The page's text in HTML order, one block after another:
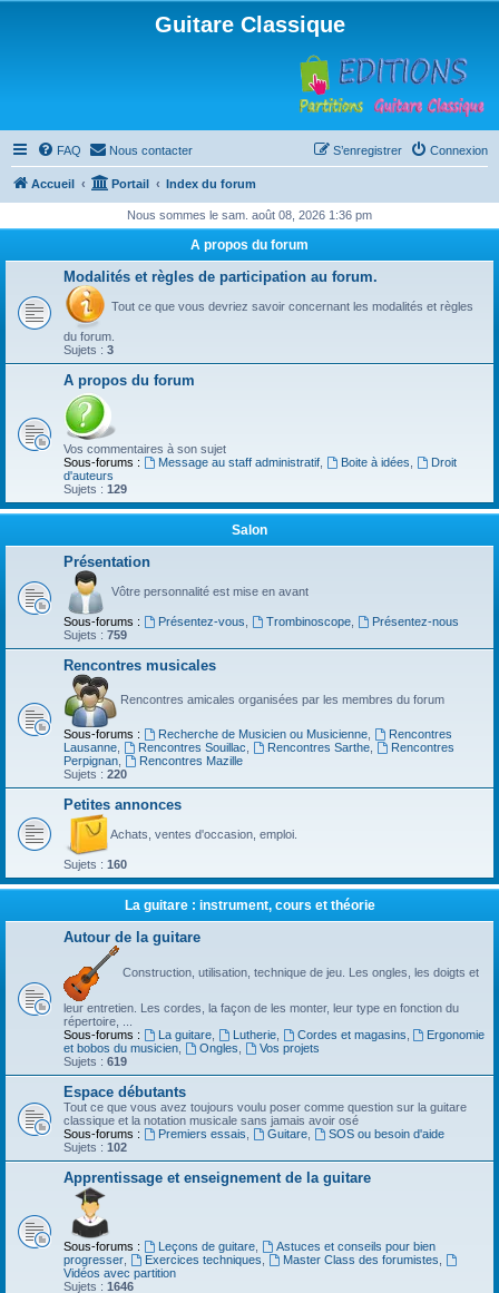
Guitare Classique
FAQ Nous contacter Connexion
S’enregistrer
Accueil Portail Index du forum
Nous sommes le sam. août 08, 2026 1:36 pm
A propos du forum
Modalités et règles de participation au forum.
Tout ce que vous devriez savoir concernant les modalités et règles
du forum.
Sujets : 3
A propos du forum
Vos commentaires à son sujet
Sous-forums :
Message au staff administratif, Boite à idées
Droit
d'auteurs
Sujets : 129
Salon
Présentation
Vôtre personnalité est mise en avant
Sous-forums : Présentez-vous Trombinoscope,
Présentez-nous
Sujets : 759
Rencontres musicales
Rencontres amicales organisées par les membres du forum
Sous-forums : Recherche de Musicien ou Musicienne,
Rencontres
Lausanne
Rencontres Souillac Rencontres Sarthe,
Rencontres
Perpignan
Rencontres Mazille
Sujets : 220
Petites annonces
Achats, ventes d'occasion, emploi.
Sujets : 160
La guitare : instrument, cours et théorie
Autour de la guitare
Construction, utilisation, technique de jeu. Les ongles, les doigts et
leur entretien. Les cordes, la façon de les monter, leur type en fonction du
répertoire, ...
Sous-forums :
La guitare, Lutherie, Cordes et magasins
Ergonomie
et bobos du musicien
Ongles
Vos projets
Sujets : 619
Espace débutants
Tout ce que vous avez toujours voulu poser comme question sur la guitare
classique et la notation musicale sans jamais avoir osé
Sous-forums :
Premiers essais Guitare,
SOS ou besoin d'aide
Sujets : 102
Apprentissage et enseignement de la guitare
Sous-forums : Leçons de guitare,
Astuces et conseils pour bien
progresser
Exercices techniques Master Class des forumistes
Vidéos avec partition
Sujets : 1646